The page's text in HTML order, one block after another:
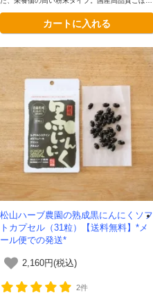
カートに入れる
松山ハーブ農園の熟成黒にんにくソフ
トカプセル（31粒）【送料無料】*メ
ール便での発送*
2,160円(税込)
2件